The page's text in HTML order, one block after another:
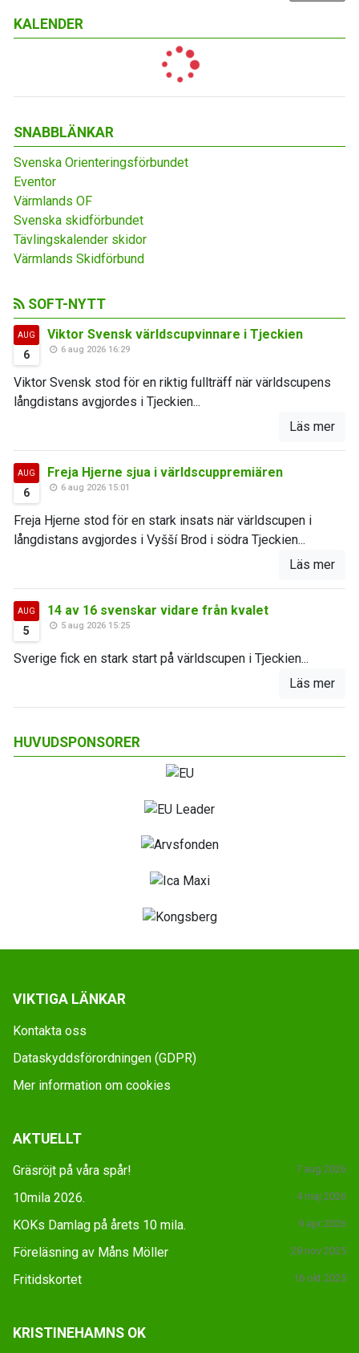
KALENDER
SNABBLÄNKAR
Svenska Orienteringsförbundet
Eventor
Värmlands OF
Svenska skidförbundet
Tävlingskalender skidor
Värmlands Skidförbund
SOFT-NYTT
AUG
6
Viktor Svensk världscupvinnare i Tjeckien
6 aug 2026 16:29
Viktor Svensk stod för en riktig fullträff när världscupens
långdistans avgjordes i Tjeckien...
Läs mer
AUG
6
Freja Hjerne sjua i världscuppremiären
6 aug 2026 15:01
Freja Hjerne stod för en stark insats när världscupen i
långdistans avgjordes i Vyšší Brod i södra Tjeckien...
Läs mer
AUG
5
14 av 16 svenskar vidare från kvalet
5 aug 2026 15:25
Sverige fick en stark start på världscupen i Tjeckien...
Läs mer
HUVUDSPONSORER
VIKTIGA LÄNKAR
Kontakta oss
Dataskyddsförordningen (GDPR)
Mer information om cookies
AKTUELLT
Gräsröjt på våra spår! 7 aug 2026
10mila 2026. 4 maj 2026
KOKs Damlag på årets 10 mila. 9 apr 2026
Föreläsning av Måns Möller 28 nov 2025
Fritidskortet 16 okt 2025
KRISTINEHAMNS OK